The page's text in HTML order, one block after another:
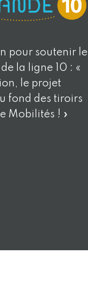
pour soutenir le
la ligne 10 : «
le projet
fond des tiroirs
Mobilités ! »